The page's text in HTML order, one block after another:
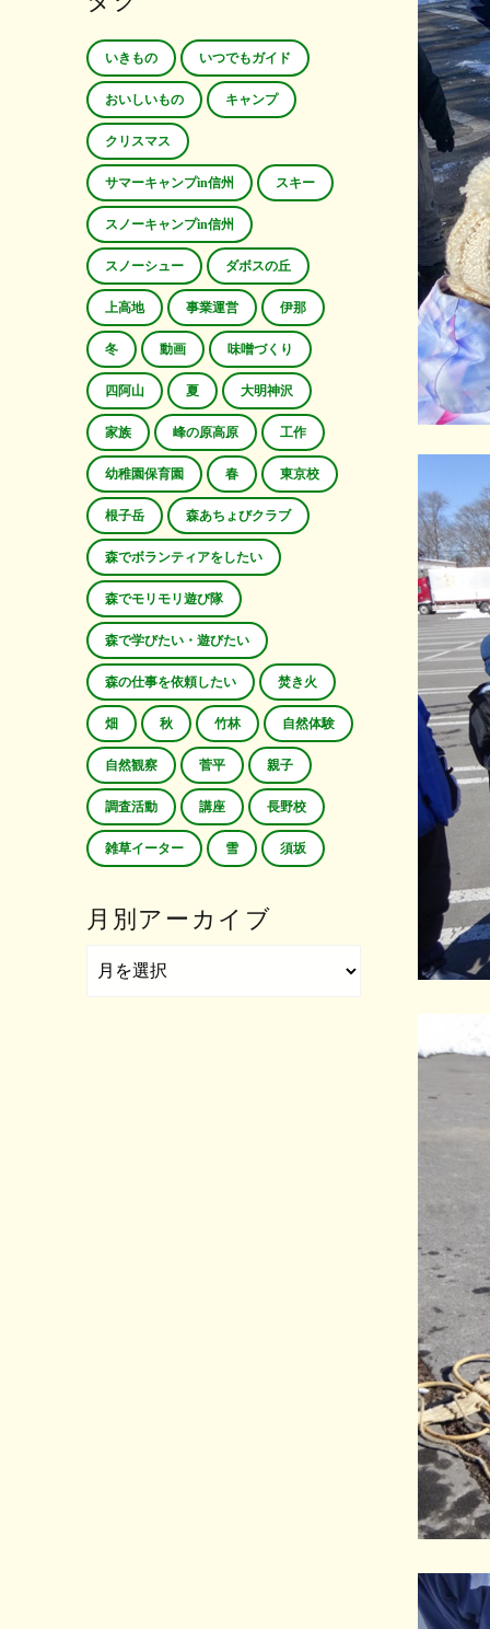
いきもの いつでもガイド
おいしいもの キャンプ
クリスマス
サマーキャンプin信州 スキー
スノーキャンプin信州
スノーシュー ダボスの丘
上高地 事業運営 伊那
冬 動画 味噌づくり
四阿山 夏 大明神沢
家族 峰の原高原 工作
幼稚園保育園 春 東京校
根子岳 森あちょびクラブ
森でボランティアをしたい
森でモリモリ遊び隊
森で学びたい・遊びたい
森の仕事を依頼したい 焚き火
畑 秋 竹林 自然体験
自然観察 菅平 親子
調査活動 講座 長野校
雑草イーター 雪 須坂
月別アーカイブ